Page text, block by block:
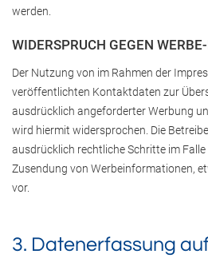
werden.
WIDERSPRUCH GEGEN
Der Nutzung von im Rahmen der
veröffentlichten Kontaktdaten zur
ausdrücklich angeforderter Werbung
wird hiermit widersprochen. Die
ausdrücklich rechtliche Schritte im
Zusendung von Werbeinformationen,
vor.
3. Datenerfassung